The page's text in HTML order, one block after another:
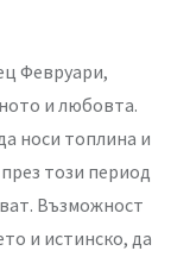
Февруари,
и любовта.
носи топлина и
този период
Възможност
и истинско, да